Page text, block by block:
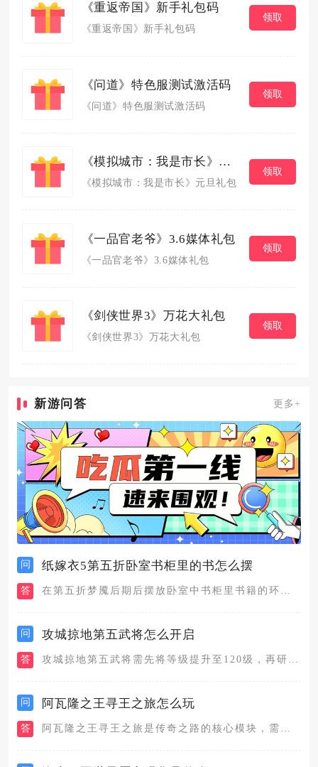
《重返帝国》新手礼包码
《重返帝国》新手礼包码
领取
《问道》特色服测试激活码
《问道》特色服测试激活码
领取
《模拟城市：我是市长》元旦礼包
《模拟城市：我是市长》元旦礼包
领取
《一品官老爷》3.6媒体礼包
《一品官老爷》3.6媒体礼包
领取
《剑侠世界3》万花大礼包
《剑侠世界3》万花大礼包
领取
新游问答 更多+
问 纸嫁衣5第五折卧室书柜里的书怎么摆
答
问 攻城掠地第五武将怎么开启
答
问 阿瓦隆之王寻王之旅怎么玩
答